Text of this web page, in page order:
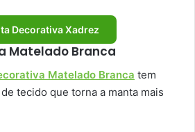
Decorativa Xadrez
Matelado Branca
Matelado Branca tem
tecido que torna a manta mais